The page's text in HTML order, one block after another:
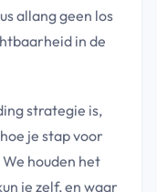
allang geen los
in de
strategie is,
je stap voor
houden het
je zelf, en waar